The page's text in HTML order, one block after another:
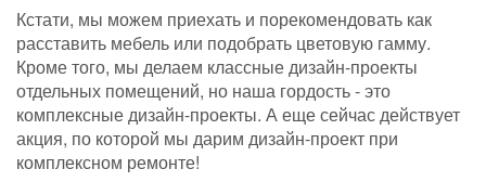
Кстати, мы можем приехать и порекомендовать как
расставить мебель или подобрать цветовую гамму.
Кроме того, мы делаем классные дизайн-проекты
отдельных помещений, но наша гордость - это
комплексные дизайн-проекты. А еще сейчас действует
акция, по которой мы дарим дизайн-проект при
комплексном ремонте!